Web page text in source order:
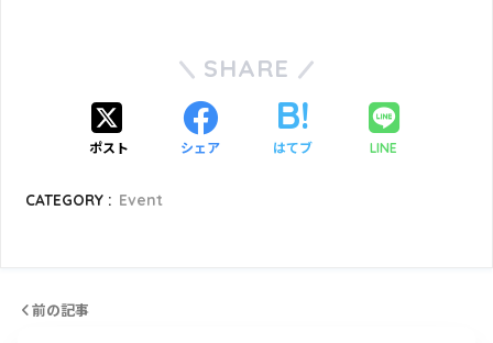
SHARE
ポスト シェア はてブ LINE
CATEGORY : Event
前の記事